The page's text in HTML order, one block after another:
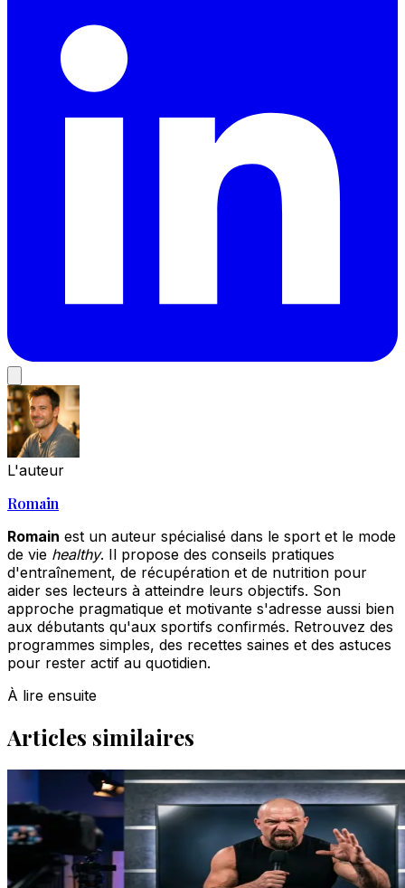
L'auteur
Romain
Romain est un auteur spécialisé dans le sport et le mode
de vie healthy. Il propose des conseils pratiques
d'entraînement, de récupération et de nutrition pour
aider ses lecteurs à atteindre leurs objectifs. Son
approche pragmatique et motivante s'adresse aussi bien
aux débutants qu'aux sportifs confirmés. Retrouvez des
programmes simples, des recettes saines et des astuces
pour rester actif au quotidien.
À lire ensuite
Articles similaires